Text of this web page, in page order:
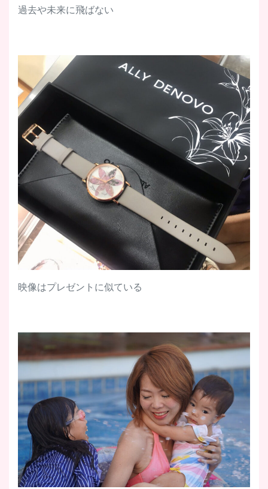
過去や未来に飛ばない
映像はプレゼントに似ている